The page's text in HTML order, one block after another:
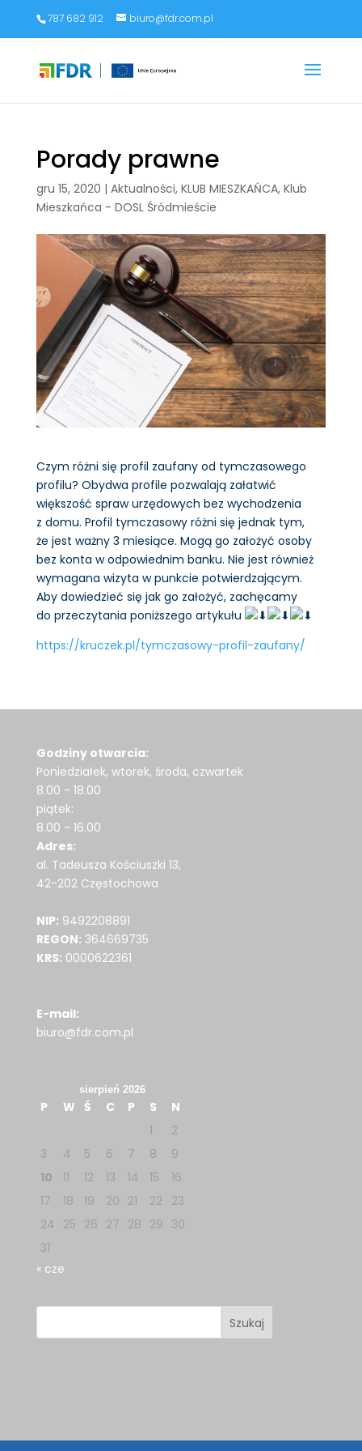
787 682 912 biuro@fdr.com.pl
Porady prawne
gru 15, 2020 | Aktualności, KLUB MIESZKAŃCA, Klub
Mieszkańca - DOSL Śródmieście
Czym różni się profil zaufany od tymczasowego
profilu? Obydwa profile pozwalają załatwić
większość spraw urzędowych bez wychodzenia
z domu. Profil tymczasowy różni się jednak tym,
że jest ważny 3 miesiące. Mogą go założyć osoby
bez konta w odpowiednim banku. Nie jest również
wymagana wizyta w punkcie potwierdzającym.
Aby dowiedzieć się jak go założyć, zachęcamy
do przeczytania poniższego artykułu
https://kruczek.pl/tymczasowy-profil-zaufany/
Godziny otwarcia:
Poniedziałek, wtorek, środa, czwartek
8.00 - 18.00
piątek:
8.00 - 16.00
Adres:
al. Tadeusza Kościuszki 13,
42-202 Częstochowa
NIP: 9492208891
REGON: 364669735
KRS: 0000622361
E-mail:
biuro@fdr.com.pl
sierpień 2026
P W Ś C P S
N
1
2
3
4 5 6 7 8
9
10
11 12 13 14 15
16
17
18 19 20 21 22
23
24 25 26 27 28 29 30
31
« cze